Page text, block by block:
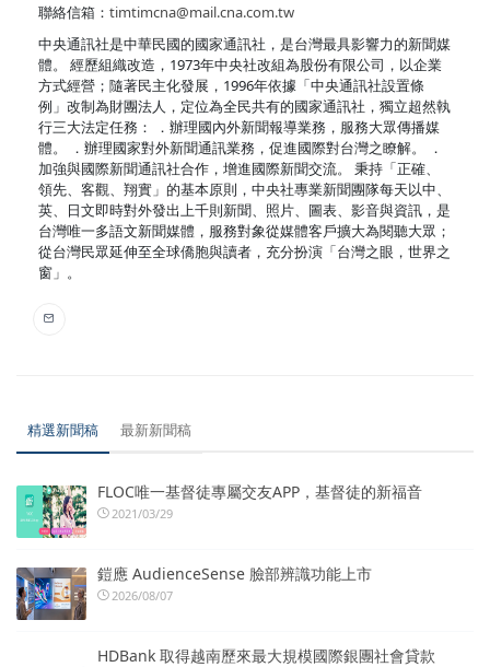
聯絡信箱： timtimcna@mail.cna.com.tw
中央通訊社是中華民國的國家通訊社，是台灣最具影響力的新聞媒
體。 經歷組織改造，1973年中央社改組為股份有限公司，以企業
方式經營；隨著民主化發展，1996年依據「中央通訊社設置條
例」改制為財團法人，定位為全民共有的國家通訊社，獨立超然執
行三大法定任務： ．辦理國內外新聞報導業務，服務大眾傳播媒
體。 ．辦理國家對外新聞通訊業務，促進國際對台灣之瞭解。 ．
加強與國際新聞通訊社合作，增進國際新聞交流。 秉持「正確、
領先、客觀、翔實」的基本原則，中央社專業新聞團隊每天以中、
英、日文即時對外發出上千則新聞、照片、圖表、影音與資訊，是
台灣唯一多語文新聞媒體，服務對象從媒體客戶擴大為閱聽大眾；
從台灣民眾延伸至全球僑胞與讀者，充分扮演「台灣之眼，世界之
窗」。
精選新聞稿 最新新聞稿
FLOC唯一基督徒專屬交友APP，基督徒的新福音
2021/03/29
鎧應 AudienceSense 臉部辨識功能上市
2026/08/07
HDBank 取得越南歷來最大規模國際銀團社會貸款